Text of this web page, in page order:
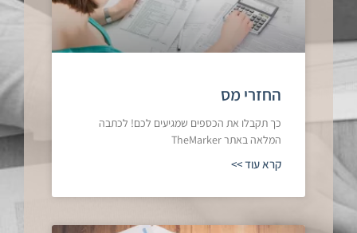
החזרי מס
כך תקבלו את הכספים שמגיעים לכם! לכתבה
המלאה באתר TheMarker
קרא עוד >>